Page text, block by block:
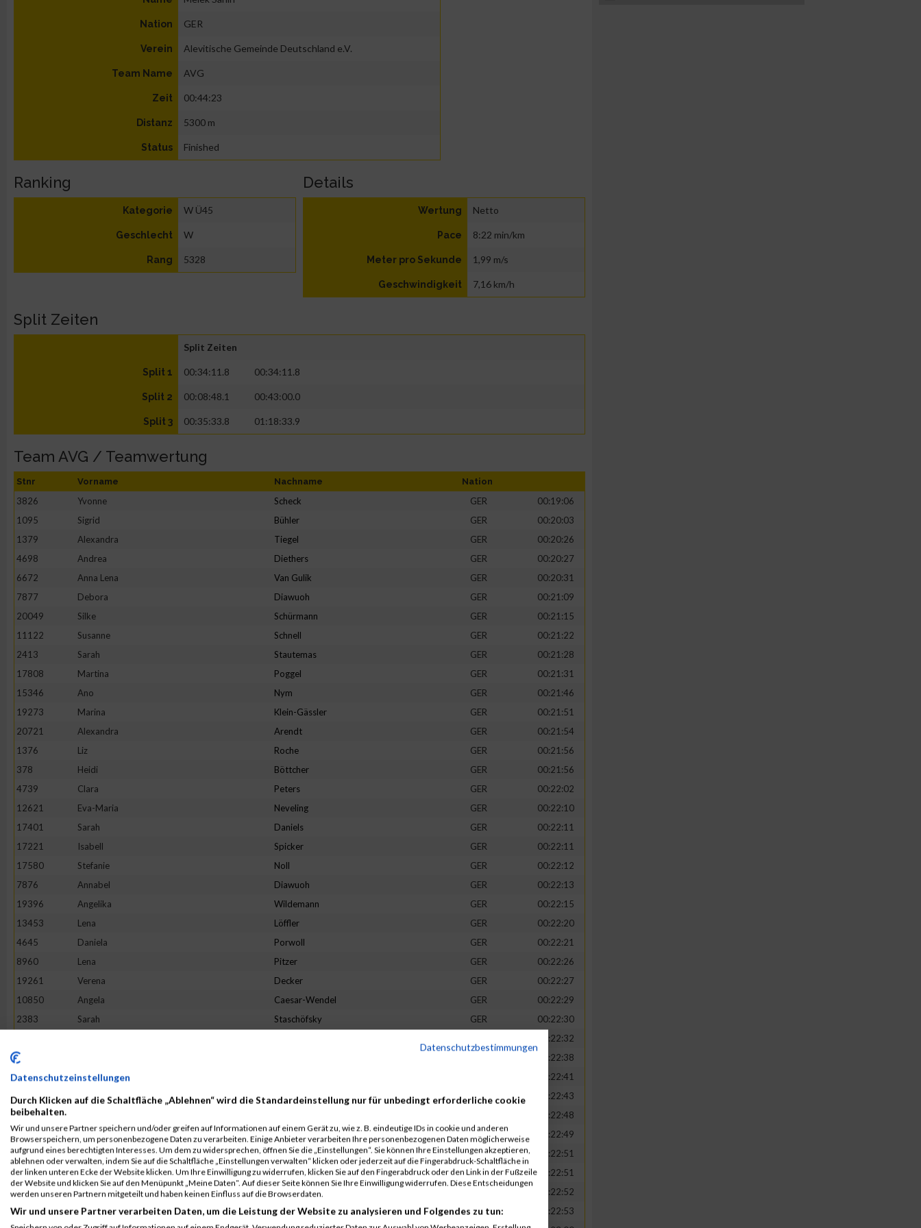
Nation GER
Verein Alevitische Gemeinde Deutschland e.V.
Team Name AVG
Zeit 00:44:23
Distanz 5300 m
Status Finished
Ranking
Kategorie W Ü45
Geschlecht W
Rang 5328
Details
Wertung Netto
Pace 8:22 min/km
Meter pro Sekunde 1,99 m/s
Geschwindigkeit 7,16 km/h
Split Zeiten
Split Zeiten
Split 1 00:34:11.8 00:34:11.8
Split 2 00:08:48.1 00:43:00.0
Split 3 00:35:33.8 01:18:33.9
Team AVG / Teamwertung
Stnr Vorname Nachname Nation
3826 Yvonne Scheck GER
00:19:06
1095
Sigrid Bühler GER
00:20:03
1379
Alexandra Tiegel GER
00:20:26
4698
Andrea Diethers GER
00:20:27
6672
Anna Lena Van Gulik GER
00:20:31
7877
Debora Diawuoh GER
00:21:09
20049
Silke Schürmann GER
00:21:15
11122
Susanne Schnell GER
00:21:22
2413
Sarah Stautemas GER
00:21:28
17808
Martina Poggel GER
00:21:31
15346
Ano Nym GER
00:21:46
19273
Marina Klein-Gässler GER
00:21:51
20721
Alexandra Arendt GER
00:21:54
1376
Liz Roche GER
00:21:56
378
Heidi Böttcher GER
00:21:56
4739
Clara Peters GER
00:22:02
12621
Eva-Maria Neveling GER
00:22:10
17401
Sarah Daniels GER
00:22:11
17221
Isabell Spicker GER
00:22:11
17580
Stefanie Noll GER
00:22:12
7876
Annabel Diawuoh GER
00:22:13
19396
Angelika Wildemann GER
00:22:15
13453
Lena Löffler GER
00:22:20
4645
Daniela Porwoll GER
00:22:21
8960
Lena Pitzer GER
00:22:26
19261
Verena Decker GER
00:22:27
10850
Angela Caesar-Wendel GER
00:22:29
2383
Sarah Staschöfsky GER
00:22:30
00:22:32
10079
00:22:38
18862
Tineke
00:22:41
18205
Sandra Hermann GER
00:22:43
3475
00:22:48
16268
Lotte Lehmbruck GER
00:22:49
5049
Sabine Eim GER
00:22:51
7653
Franziska Flügge GER
00:22:51
1380
Jeanne Li Voß
00:22:52
6002
Julia Halberstadt GER
00:22:53
Datenschutzbestimmungen
Datenschutzeinstellungen
Durch Klicken auf die Schaltfläche „Ablehnen“ wird die Standardeinstellung nur für unbedingt erforderliche cookie
beibehalten.
Wir und unsere Partner speichern und/oder greifen auf Informationen auf einem Gerät zu, wie z. B. eindeutige IDs in cookie und anderen
Browserspeichern, um personenbezogene Daten zu verarbeiten. Einige Anbieter verarbeiten Ihre personenbezogenen Daten möglicherweise
aufgrund eines berechtigten Interesses. Um dem zu widersprechen, öffnen Sie die „Einstellungen“. Sie können Ihre Einstellungen akzeptieren,
ablehnen oder verwalten, indem Sie auf die Schaltfläche „Einstellungen verwalten“ klicken oder jederzeit auf die Fingerabdruck-Schaltfläche in
der linken unteren Ecke der Website klicken. Um Ihre Einwilligung zu widerrufen, klicken Sie auf den Fingerabdruck oder den Link in der Fußzeile
der Website und klicken Sie auf den Menüpunkt „Meine Daten“. Auf dieser Seite können Sie Ihre Einwilligung widerrufen. Diese Entscheidungen
werden unseren Partnern mitgeteilt und haben keinen Einfluss auf die Browserdaten.
Wir und unsere Partner verarbeiten Daten, um die Leistung der Website zu analysieren und Folgendes zu tun: